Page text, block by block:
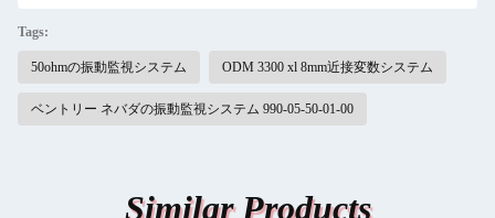
Tags:
50ohmの振動監視システム ODM 3300 xl 8mm近接変数システム
ベントリー ネバダの振動監視システム 990-05-50-01-00
Similar Products